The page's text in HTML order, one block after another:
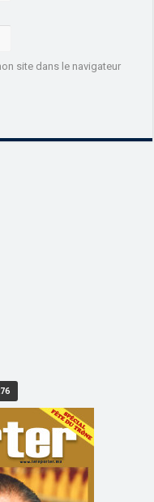
site dans le navigateur